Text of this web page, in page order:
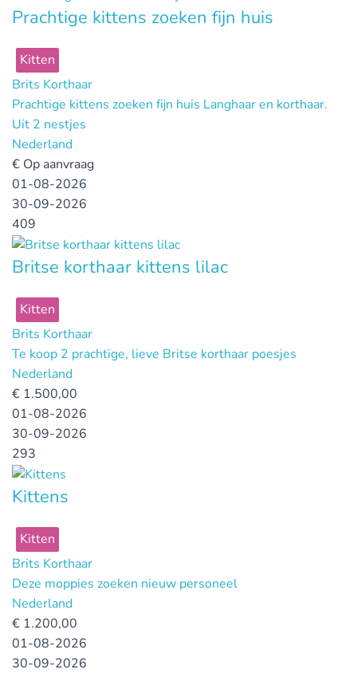
Prachtige kittens zoeken fijn huis
Kitten
Brits Korthaar
Prachtige kittens zoeken fijn huis Langhaar en korthaar.
Uit 2 nestjes
Nederland
€ Op aanvraag
01-08-2026
30-09-2026
409
Britse korthaar kittens lilac
Kitten
Brits Korthaar
Te koop 2 prachtige, lieve Britse korthaar poesjes
Nederland
€ 1.500,00
01-08-2026
30-09-2026
293
Kittens
Kitten
Brits Korthaar
Deze moppies zoeken nieuw personeel
Nederland
€ 1.200,00
01-08-2026
30-09-2026